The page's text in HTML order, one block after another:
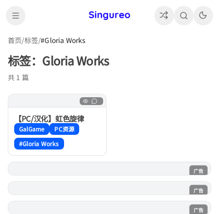
首页/标签/#Gloria Works
标签：Gloria Works
共 1 篇
【PC/汉化】虹色旋律
GalGame
PC资源
#Gloria Works
广告
电子魅魔
广告
魔法喵
广告